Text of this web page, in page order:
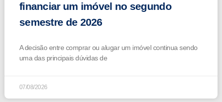
financiar um imóvel no segundo
semestre de 2026
A decisão entre comprar ou alugar um imóvel continua sendo
uma das principais dúvidas de
07/08/2026